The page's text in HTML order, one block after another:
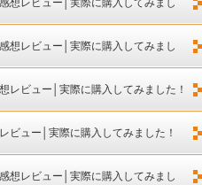
想レビュー│実際に購入してみまし
レビュー│実際に購入してみました！
ビュー│実際に購入してみました！
想レビュー│実際に購入してみまし